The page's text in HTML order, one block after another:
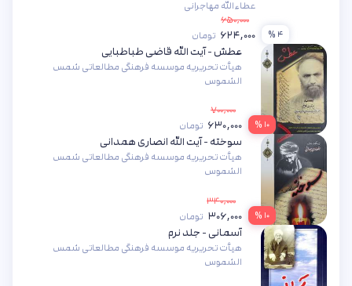
۴ %
عطاءالله مهاجرانی
۶۵۰,۰۰۰
۶۲۴,۰۰۰ تومان
۱۰ %
عطش - آیت الله قاضی طباطبایی
هیأت تحریریه موسسه فرهنگی مطالعاتی شمس
الشموس
۷۰۰,۰۰۰
۶۳۰,۰۰۰ تومان
۱۰ %
سوخته - آیت الله انصاری همدانی
هیأت تحریریه موسسه فرهنگی مطالعاتی شمس
الشموس
۳۴۰,۰۰۰
۳۰۶,۰۰۰ تومان
آسمانی - جلد نرم
هیأت تحریریه موسسه فرهنگی مطالعاتی شمس
الشموس